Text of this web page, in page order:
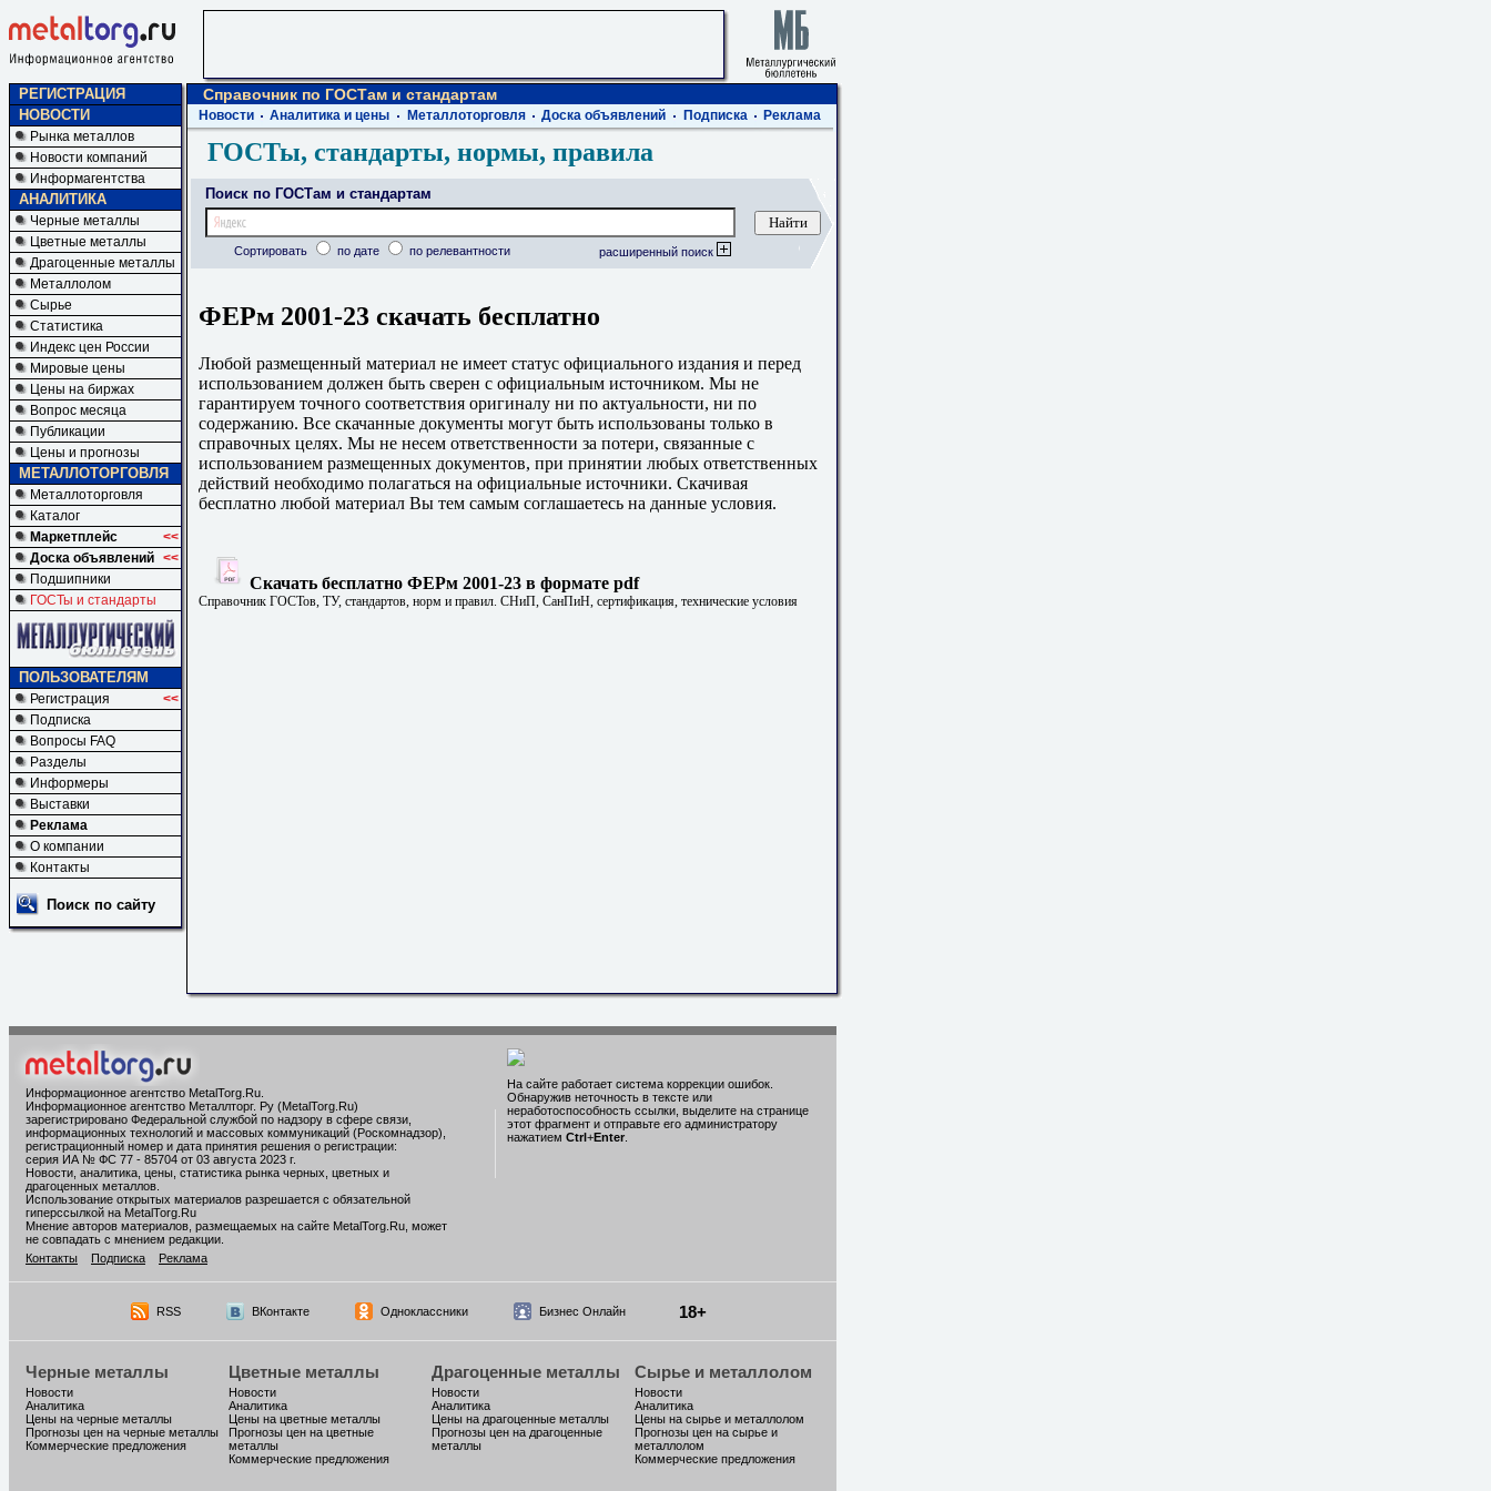
РЕГИСТРАЦИЯ
НОВОСТИ
Рынка металлов
Новости компаний
Информагентства
АНАЛИТИКА
Черные металлы
Цветные металлы
Драгоценные металлы
Металлолом
Сырье
Статистика
Индекс цен России
Мировые цены
Цены на биржах
Вопрос месяца
Публикации
Цены и прогнозы
МЕТАЛЛОТОРГОВЛЯ
Металлоторговля
Каталог
Маркетплейс
<<
Доска объявлений <<
Подшипники
ГОСТы и стандарты
ПОЛЬЗОВАТЕЛЯМ
Регистрация
<<
Подписка
Вопросы FAQ
Разделы
Информеры
Выставки
Реклама
О компании
Контакты
Поиск по сайту
Справочник по ГОСТам и стандартам
Новости Аналитика и цены Металлоторговля Доска объявлений Подписка Реклама
ГОСТы, стандарты, нормы, правила
Поиск по ГОСТам и стандартам
Сортировать по дате по релевантности расширенный поиск
ФЕРм 2001-23 скачать бесплатно
Любой размещенный материал не имеет статус официального издания и перед
использованием должен быть сверен с официальным источником. Мы не
гарантируем точного соответствия оригиналу ни по актуальности, ни по
содержанию. Все скачанные документы могут быть использованы только в
справочных целях. Мы не несем ответственности за потери, связанные с
использованием размещенных документов, при принятии любых ответственных
действий необходимо полагаться на официальные источники. Скачивая
бесплатно любой материал Вы тем самым соглашаетесь на данные условия.
Скачать бесплатно ФЕРм 2001-23 в формате pdf
Справочник ГОСТов, ТУ, стандартов, норм и правил. СНиП, СанПиН, сертификация, технические условия
Информационное агентство MetalTorg.Ru
Информационное агентство Металлторг. Ру (MetalTorg.Ru)
зарегистрировано Федеральной службой по надзору в сфере связи,
информационных технологий и массовых коммуникаций (Роскомнадзор),
регистрационный номер и дата принятия решения о регистрации:
серия ИА № ФС 77 - 85704 от 03 августа 2023 г.
Новости, аналитика, цены, статистика рынка черных, цветных и
драгоценных металлов.
Использование открытых материалов разрешается с обязательной
гиперссылкой на MetalTorg.Ru
Мнение авторов материалов, размещаемых на сайте MetalTorg.Ru, может
не совпадать с мнением редакции.
Контакты
Подписка Реклама
На сайте работает система коррекции ошибок.
Обнаружив неточность в тексте или
неработоспособность ссылки, выделите на странице
этот фрагмент и отправьте его администратору
нажатием Ctrl+Enter
RSS ВКонтакте Одноклассники Бизнес Онлайн 18+
Черные металлы
Новости
Аналитика
Цены на черные металлы
Прогнозы цен на черные металлы
Коммерческие предложения
Цветные металлы
Новости
Аналитика
Цены на цветные металлы
Прогнозы цен на цветные
металлы
Коммерческие предложения
Драгоценные металлы
Новости
Аналитика
Цены на драгоценные металлы
Прогнозы цен на драгоценные
металлы
Сырье и металлолом
Новости
Аналитика
Цены на сырье и металлолом
Прогнозы цен на сырье и
металлолом
Коммерческие предложения